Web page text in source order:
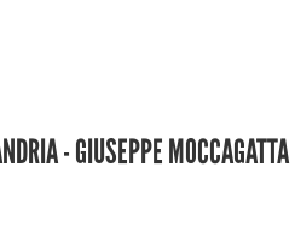
- GIUSEPPE MOCCAGATTA